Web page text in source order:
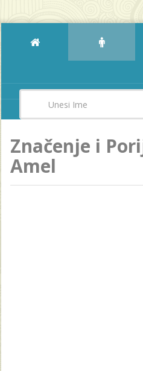
Značenje i
Amel